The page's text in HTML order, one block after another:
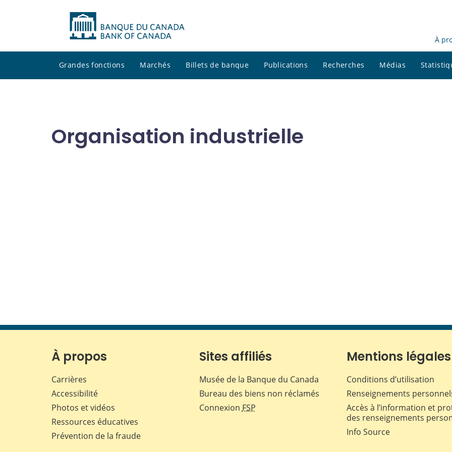
À
Grandes fonctions Marchés Billets de banque Publications Recherches Médias
Organisation industrielle
À propos
Carrières
Accessibilité
Photos et vidéos
Ressources éducatives
Prévention de la fraude
Sites affiliés
Musée de la Banque du Canada
Bureau des biens non réclamés
Connexion FSP
Mentions légales
Conditions d’utilisation
Renseignements
Accès à l’information et
des renseignements
Info Source